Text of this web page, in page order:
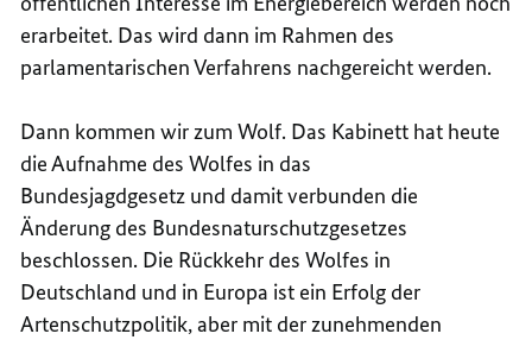
erarbeitet. Das wird dann im Rahmen des
parlamentarischen Verfahrens nachgereicht werden.
Dann kommen wir zum Wolf. Das Kabinett hat heute
dieAufnahme des Wolfes in das
Bundesjagdgesetz und damit verbunden die
Änderung des Bundesnaturschutzgesetzes
beschlossen. Die Rückkehr des Wolfes in
Deutschland und in Europa ist ein Erfolg der
Artenschutzpolitik, aber mit der zunehmenden